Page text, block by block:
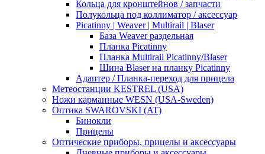
Кольца для кронштейнов / запчасти
Полукольца под коллиматор / аксессуар
Picatinny | Weaver | Multirail | Blaser
База Weaver раздельная
Планка Picatinny
Планка Multirail Picatinny/Blaser
Шина Blaser на планку Picatinny
Адаптер / Планка-переход для прицела
Метеостанции KESTREL (USA)
Ножи карманные WESN (USA-Sweden)
Оптика SWAROVSKI (AT)
Бинокли
Прицелы
Оптические приборы, прицелы и аксессуары